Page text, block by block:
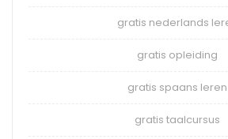
gratis nederlands
gratis opleiding
gratis spaans leren
gratis taalcursus